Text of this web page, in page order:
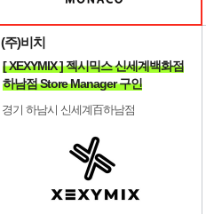
(주)비치
[ XEXYMIX ] 젝시믹스 신세계백화점
하남점 Store Manager 구인
경기 하남시 신세계百하남점